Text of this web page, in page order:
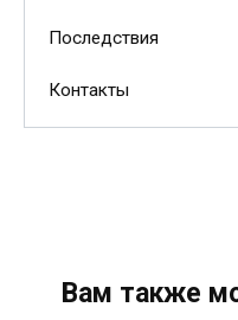
Последствия
Контакты
Вам также